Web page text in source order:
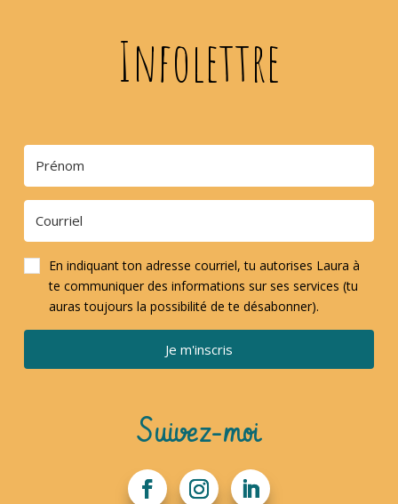
Infolettre
En indiquant ton adresse courriel, tu autorises Laura à
te communiquer des informations sur ses services (tu
auras toujours la possibilité de te désabonner).
Je m'inscris
Suivez-moi